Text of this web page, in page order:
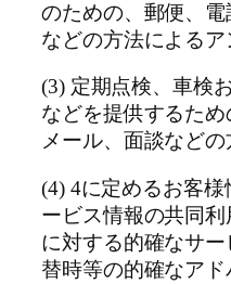
のための、郵便、
などの方法による
(3) 定期点検、車検
などを提供するた
メール、面談など
(4) 4に定めるお客
ービス情報の共同
に対する的確なサ
替時等の的確なア